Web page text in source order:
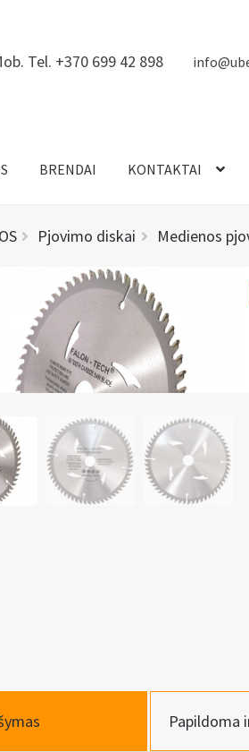
Tel. +370 699 42 898
BRENDAI KONTAKTAI
Pjovimo diskai Medienos
Papildoma